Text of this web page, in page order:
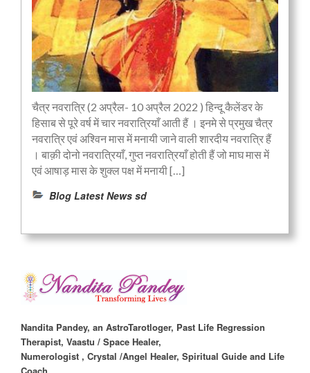
चैत्र नवरात्रि (2 अप्रैल- 10 अप्रैल 2022 ) हिन्दू कैलेंडर के
हिसाब से पूरे वर्ष में चार नवरात्रियाँ आती हैं । इनमे से प्रमुख चैत्र
नवरात्रि एवं अश्विन मास में मनायी जाने वाली शारदीय नवरात्रि हैं
। बाक़ी दोनो नवरात्रियाँ, गुप्त नवरात्रियाँ होती हैं जो माघ मास में
एवं आषाड़ मास के शुक्ल पक्ष में मनायी […]
Blog Latest News sd
Nandita Pandey, an AstroTarotloger, Past Life Regression
Therapist, Vaastu / Space Healer,
Numerologist , Crystal /Angel Healer, Spiritual Guide and Life